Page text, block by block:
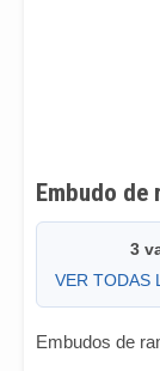
Embudo de
3
VER TODAS
Embudos de